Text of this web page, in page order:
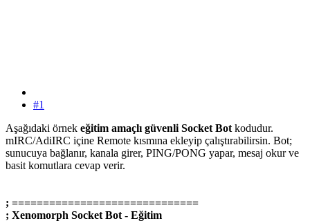
#1
Aşağıdaki örnek eğitim amaçlı güvenli Socket Bot kodudur.
mIRC/AdiIRC içine Remote kısmına ekleyip çalıştırabilirsin. Bot;
sunucuya bağlanır, kanala girer, PING/PONG yapar, mesaj okur ve
basit komutlara cevap verir.
; ==============================
; Xenomorph Socket Bot - Eğitim